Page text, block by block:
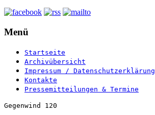
Menü
Startseite
Archivübersicht
Impressum / Datenschutzerklärung
Kontakte
Pressemitteilungen & Termine
Gegenwind 120